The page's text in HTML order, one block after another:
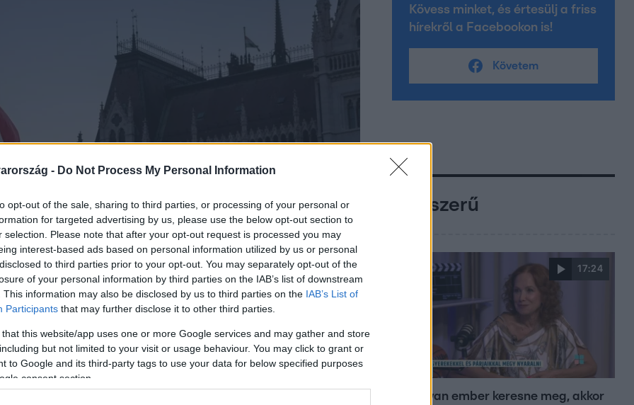
- Do Not Process My Personal Information
opt-out of the sale, sharing to third parties, or processing of your personal or
for targeted advertising by us, please use the below opt-out section to
selection. Please note that after your opt-out request is processed you may
interest-based ads based on personal information utilized by us or personal
to third parties prior to your opt-out. You may separately opt-out of the
of your personal information by third parties on the IAB’s list of downstream
This information may also be disclosed by us to third parties on the IAB’s List of
Participants that may further disclose it to other third parties.
that this website/app uses one or more Google services and may gather and store
but not limited to your visit or usage behaviour. You may click to grant or
to Google and its third-party tags to use your data for below specified purposes
consent section.
Kövess minket, és értesülj a friss
hírekről a Facebookon is!
Követem
Népszerű
17:24
„Ha olyan ember keresne meg, akkor